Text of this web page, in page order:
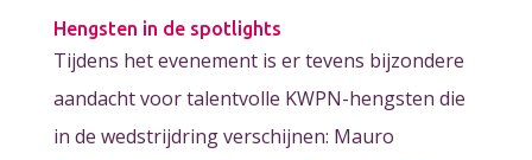
Hengsten in de spotlights
Tijdens het evenement is er tevens bijzondere
aandacht voor talentvolle KWPN-hengsten die
in de wedstrijdring verschijnen: Mauro